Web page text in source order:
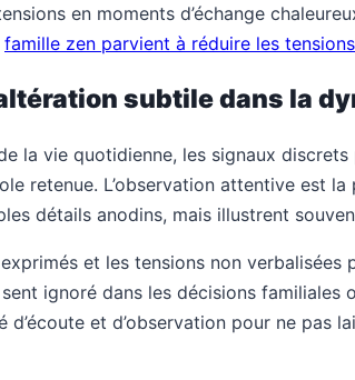
en moments d’échange
famille zen parvient à réduire les
subtile dans la
la vie quotidienne, les signaux
retenue. L’observation attentive est
détails anodins, mais illustrent
et les tensions non verbalisées
ignoré dans les décisions
d’écoute et d’observation pour ne pas